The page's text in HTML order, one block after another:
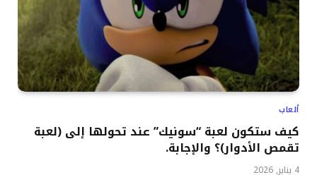
ألعاب
كيف ستكون لعبة “سونيك” عند تحولها إلى (لعبة
تقمص الأدوار)؟ والإجابة.
4 يناير, 2026